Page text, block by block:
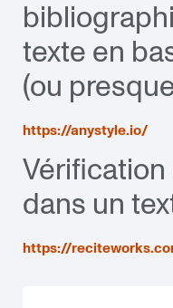
texte en
(ou
https://anystyle.io/
dans un
https://